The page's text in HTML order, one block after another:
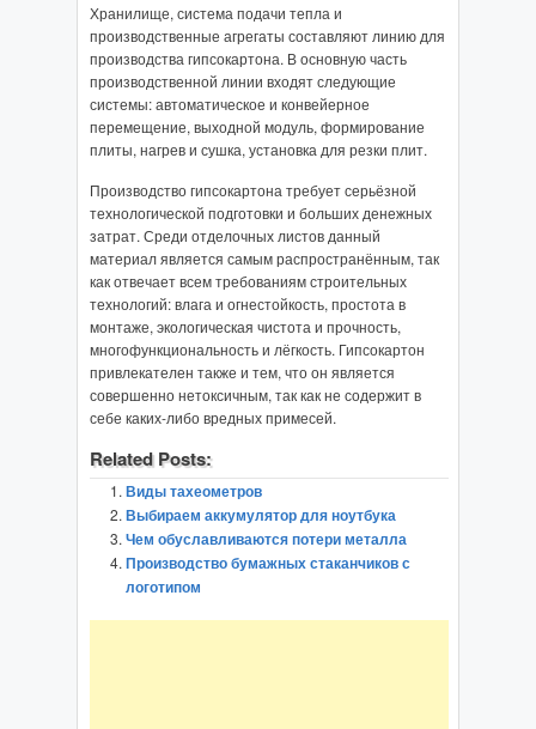
Хранилище, система подачи тепла и
производственные агрегаты составляют линию для
производства гипсокартона. В основную часть
производственной линии входят следующие
системы: автоматическое и конвейерное
перемещение, выходной модуль, формирование
плиты, нагрев и сушка, установка для резки плит.
Производство гипсокартона требует серьёзной
технологической подготовки и больших денежных
затрат. Среди отделочных листов данный
материал является самым распространённым, так
как отвечает всем требованиям строительных
технологий: влага и огнестойкость, простота в
монтаже, экологическая чистота и прочность,
многофункциональность и лёгкость. Гипсокартон
привлекателен также и тем, что он является
совершенно нетоксичным, так как не содержит в
себе каких-либо вредных примесей.
Related Posts:
Виды тахеометров
Выбираем аккумулятор для ноутбука
Чем обуславливаются потери металла
Производство бумажных стаканчиков с
логотипом